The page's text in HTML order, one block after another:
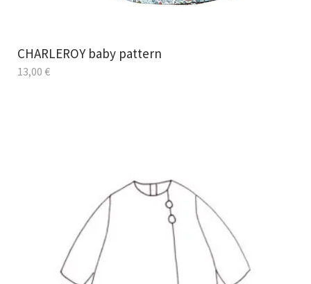
CHARLEROY baby pattern
13,00 €